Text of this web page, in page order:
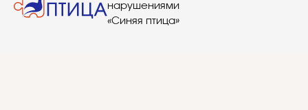
нарушениями
«Синяя птица»